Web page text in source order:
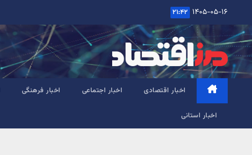
content
۱۴۰۵-۰۵-۱۶ ۲۱:۴۲
اخبار اقتصادی اخبار اجتماعی اخبار فرهنگی
اخبار استانی